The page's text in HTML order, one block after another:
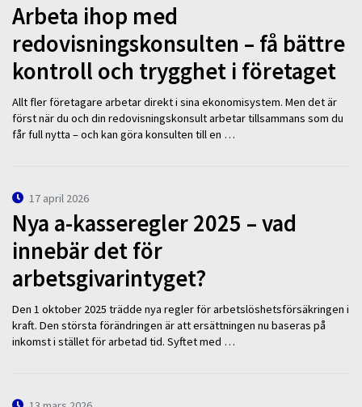
Arbeta ihop med
redovisningskonsulten – få bättre
kontroll och trygghet i företaget
Allt fler företagare arbetar direkt i sina ekonomisystem. Men det är
först när du och din redovisningskonsult arbetar tillsammans som du
får full nytta – och kan göra konsulten till en …
17 april 2026
Nya a-kasseregler 2025 – vad
innebär det för
arbetsgivarintyget?
Den 1 oktober 2025 trädde nya regler för arbetslöshetsförsäkringen i
kraft. Den största förändringen är att ersättningen nu baseras på
inkomst i stället för arbetad tid. Syftet med …